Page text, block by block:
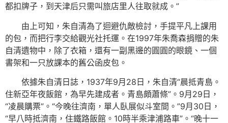
都扣牌子，到天津后只需叫旅店里人往取就成。”
由上可知，朱自清為了迴避仇敵檢討，手提平凡上課用
的包，而把行李交給觀光社托運。在1997年朱喬森捐贈的朱
自清遺物中，除了衣箱，還有一副黑邊的圓圓的眼鏡、一個
書架和一只放課本的舊公函皮包。
依據朱自清日誌，1937年9月28日，朱自清“晨抵青島。
住新亞年夜飯館，為早先建成者。青島頗蕭條”。9月29日，
“凌晨購票”。“今晚往濟南，單人臥展似斗室間。”9月30日，
“早八時抵濟南，住鐵路飯館。10時半乘津浦路車”。“晚十一